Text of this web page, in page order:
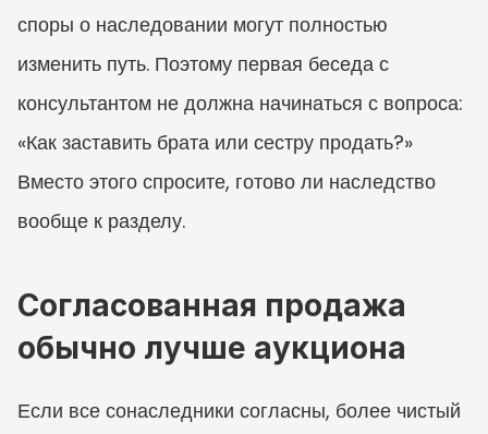
споры о наследовании могут полностью
изменить путь. Поэтому первая беседа с
консультантом не должна начинаться с вопроса:
«Как заставить брата или сестру продать?»
Вместо этого спросите, готово ли наследство
вообще к разделу.
Согласованная продажа
обычно лучше аукциона
Если все сонаследники согласны, более чистый